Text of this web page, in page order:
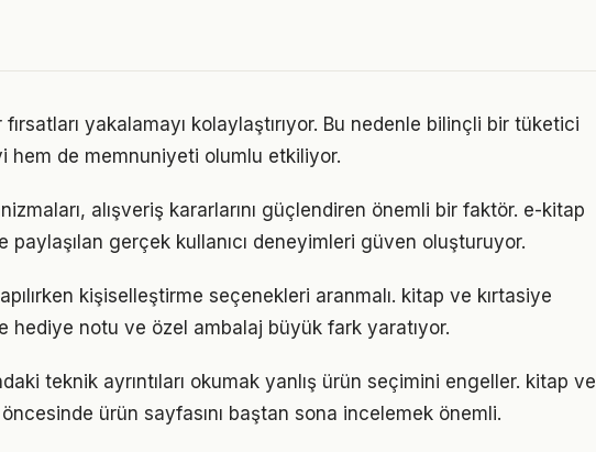
yakalamayı kolaylaştırıyor. Bu nedenle bilinçli bir tüketici
hem de memnuniyeti olumlu etkiliyor.
alışveriş kararlarını güçlendiren önemli bir faktör. e-kitap
paylaşılan gerçek kullanıcı deneyimleri güven oluşturuyor.
kişiselleştirme seçenekleri aranmalı. kitap ve kırtasiye
hediye notu ve özel ambalaj büyük fark yaratıyor.
teknik ayrıntıları okumak yanlış ürün seçimini engeller. kitap ve
öncesinde ürün sayfasını baştan sona incelemek önemli.